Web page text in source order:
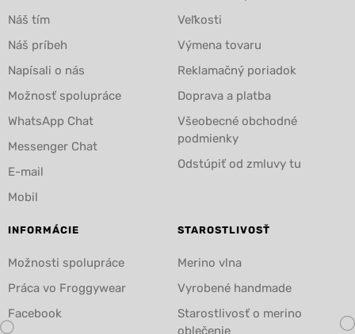
Náš tím
Náš príbeh
Napísali o nás
Možnosť spolupráce
WhatsApp Chat
Messenger Chat
E-mail
Mobil
Veľkosti
Výmena tovaru
Reklamačný poriadok
Doprava a platba
Všeobecné obchodné
podmienky
Odstúpiť od zmluvy tu
INFORMÁCIE
Možnosti spolupráce
Práca vo Froggywear
Facebook
STAROSTLIVOSŤ
Merino vlna
Vyrobené handmade
Starostlivosť o merino
oblečenie